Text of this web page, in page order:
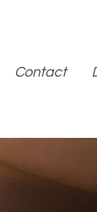
Contact